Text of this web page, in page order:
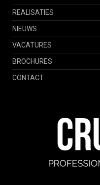
REALISATIES
NIEUWS
VACATURES
BROCHURES
CONTACT